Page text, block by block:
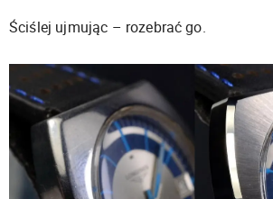
Ściślej ujmując – rozebrać go.